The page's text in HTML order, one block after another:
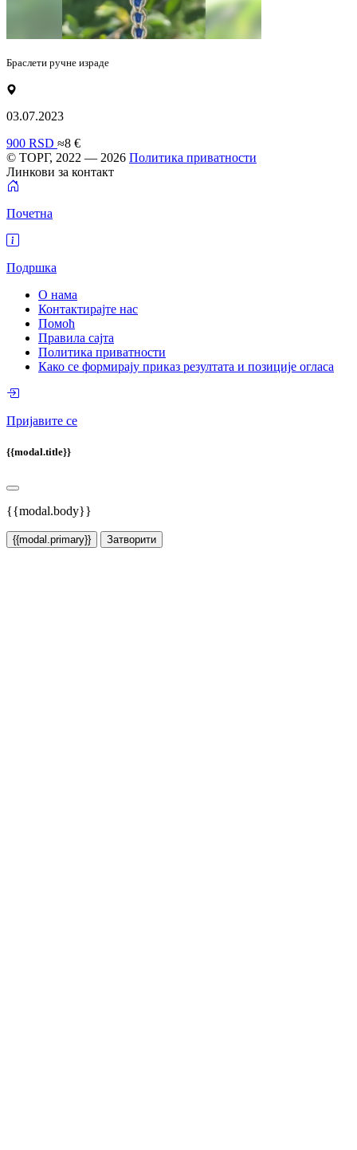
Браслети ручне израде
03.07.2023
900 RSD ≈8 €
© ТОРГ, 2022 — 2026 Политика приватности
Линкови за контакт
Почетна
Подршка
О нама
Контактирајте нас
Помоћ
Правила сајта
Политика приватности
Како се формирају приказ резултата и позиције огласа
Пријавите се
{{modal.title}}
{{modal.body}}
{{modal.primary}} Затворити